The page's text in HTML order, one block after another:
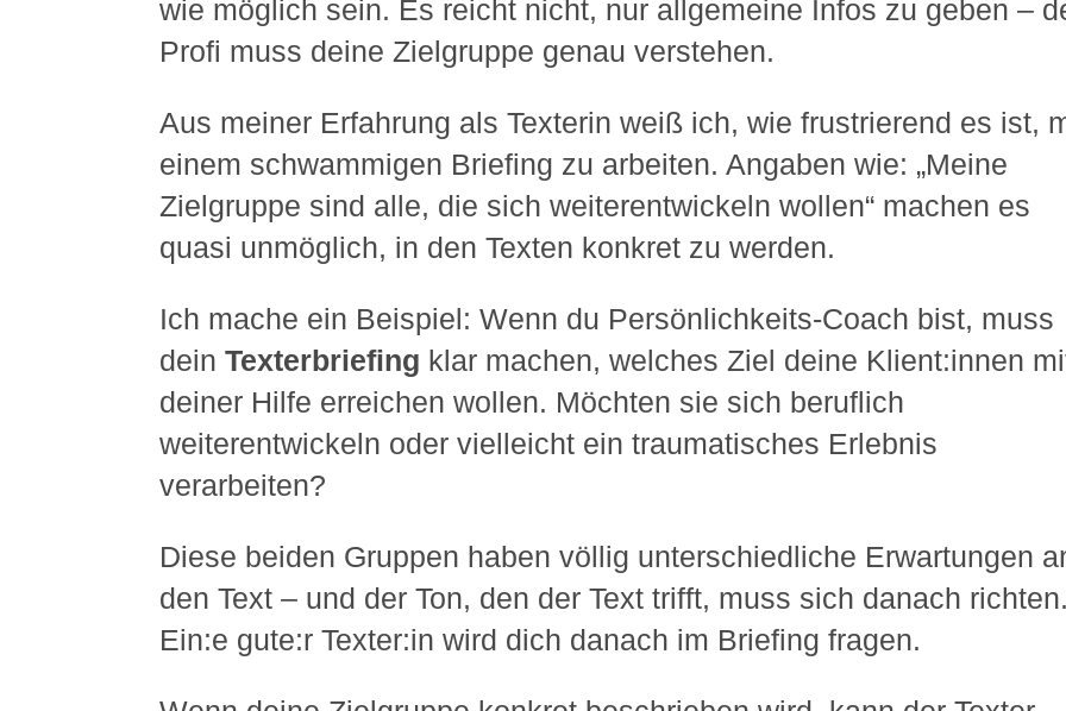
wie möglich sein. Es reicht nicht, nur allgemeine Infos zu geben –
Profi muss deine Zielgruppe genau verstehen.
Aus meiner Erfahrung als Texterin weiß ich, wie frustrierend es ist,
einem schwammigen Briefing zu arbeiten. Angaben wie: „Meine
Zielgruppe sind alle, die sich weiterentwickeln wollen“ machen es
quasi unmöglich, in den Texten konkret zu werden.
Ich mache ein Beispiel: Wenn du Persönlichkeits-Coach bist, muss
deinTexterbriefing klar machen, welches Ziel deine Klient:innen
deiner Hilfe erreichen wollen. Möchten sie sich beruflich
weiterentwickeln oder vielleicht ein traumatisches Erlebnis
verarbeiten?
Diese beiden Gruppen haben völlig unterschiedliche Erwartungen
den Text – und der Ton, den der Text trifft, muss sich danach
Ein:e gute:r Texter:in wird dich danach im Briefing fragen.